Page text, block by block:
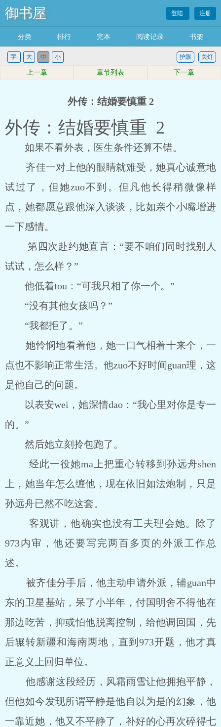
御书屋 登陆 注册
分类 排行 完本 阅读记录 书架
字: 大 中 小 关灯
护眼
上一章 章节列表 下一章
外传：结婚要慎重 2
外传：结婚要慎重 2
如果不看外表，医生条件还算不错。
齐佳一对上他的眼睛就难受，她真心诚意地
试过了，但她zuo不到。但凡他长得稍微像样
点，她都愿意跟他深入谈谈，比如亲个小嘴增进
一下感情。
第四次赴约她直言：“要不咱们同时找别人
试试，怎么样？”
他低着tou：“可我只相了你一个。”
“没有其他女孩吗？”
“我都拒了。”
她怜悯地看着他，她一口气相着十来个，一
点也不影响正常生活。他zuo不好时间guan理，这
是他自己的问题。
以表安wei，她深情dao：“我心里对你是专一
的。”
然后她立刻拎包跑了。
经此一役她ma上把重心转移到孙远舟shen
上，她当年怎么缠他，现在依旧如法炮制，只是
孙远舟已然不吃这套。
客观讲，他确实也没有工夫理会她。除了
973内审，他还要写完两百多页的外派工作总
述。
被齐佳分手后，他主动申请外派，辅guan中
东的卫星基站，呆了小半年，付国明舍不得他在
那边吃苦，抑或怕他脱离控制，给他调回国，先
后辗转新疆和海南两地，直到973开题，他才真
正意义上回归单位。
他感谢这段经历，风霜雨雪让他拥抱平静，
但他如今发现所谓平静是他自以为是的幻象，他
一靠近她，他又不平静了，补好的心再次碎得七